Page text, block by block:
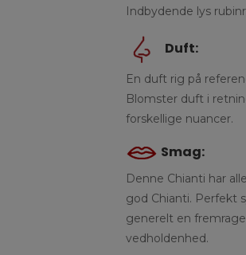
Indbydende lys
Duft:
En duft rig på
Blomster duft i
forskellige nuancer.
Smag:
Denne Chianti har
god Chianti. Perfekt
generelt en
vedholdenhed.